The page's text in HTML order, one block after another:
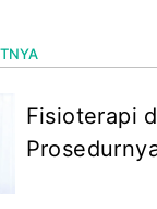
Fisioterapi